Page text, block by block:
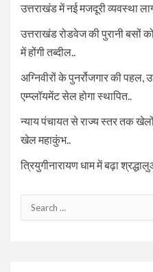
उत्तराखंड में नई मजदूरी व्यवस्था
उत्तराखंड रोडवेज की पुरानी बसों
में होंगी तब्दील..
अग्निवीरों के पुनर्रोजगार की पहल,
एम्प्लॉयमेंट सेल होगा स्थापित..
न्याय पंचायत से राज्य स्तर तक
खेल महाकुंभ..
त्रियुगीनारायण धाम में बढ़ा
Search
for: